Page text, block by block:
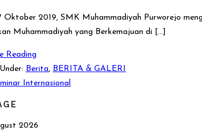
Oktober 2019, SMK Muhammadiyah Purworejo
Muhammadiyah yang Berkemajuan di […]
Reading
Berita, BERITA & GALERI
Internasional
2026